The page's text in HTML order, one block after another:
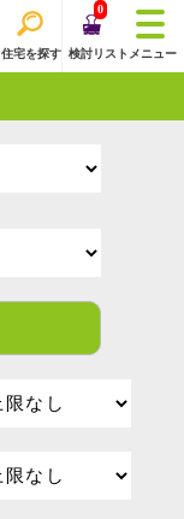
住宅を探す
0
検討リスト メニュー